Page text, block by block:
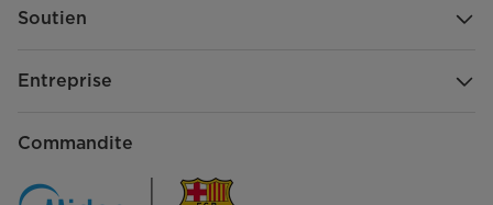
Soutien
Entreprise
Commandite